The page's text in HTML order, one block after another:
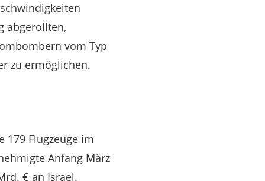
abgerollten,
vom Typ
zu ermöglichen.
179 Flugzeuge im
Anfang März
€ an Israel.